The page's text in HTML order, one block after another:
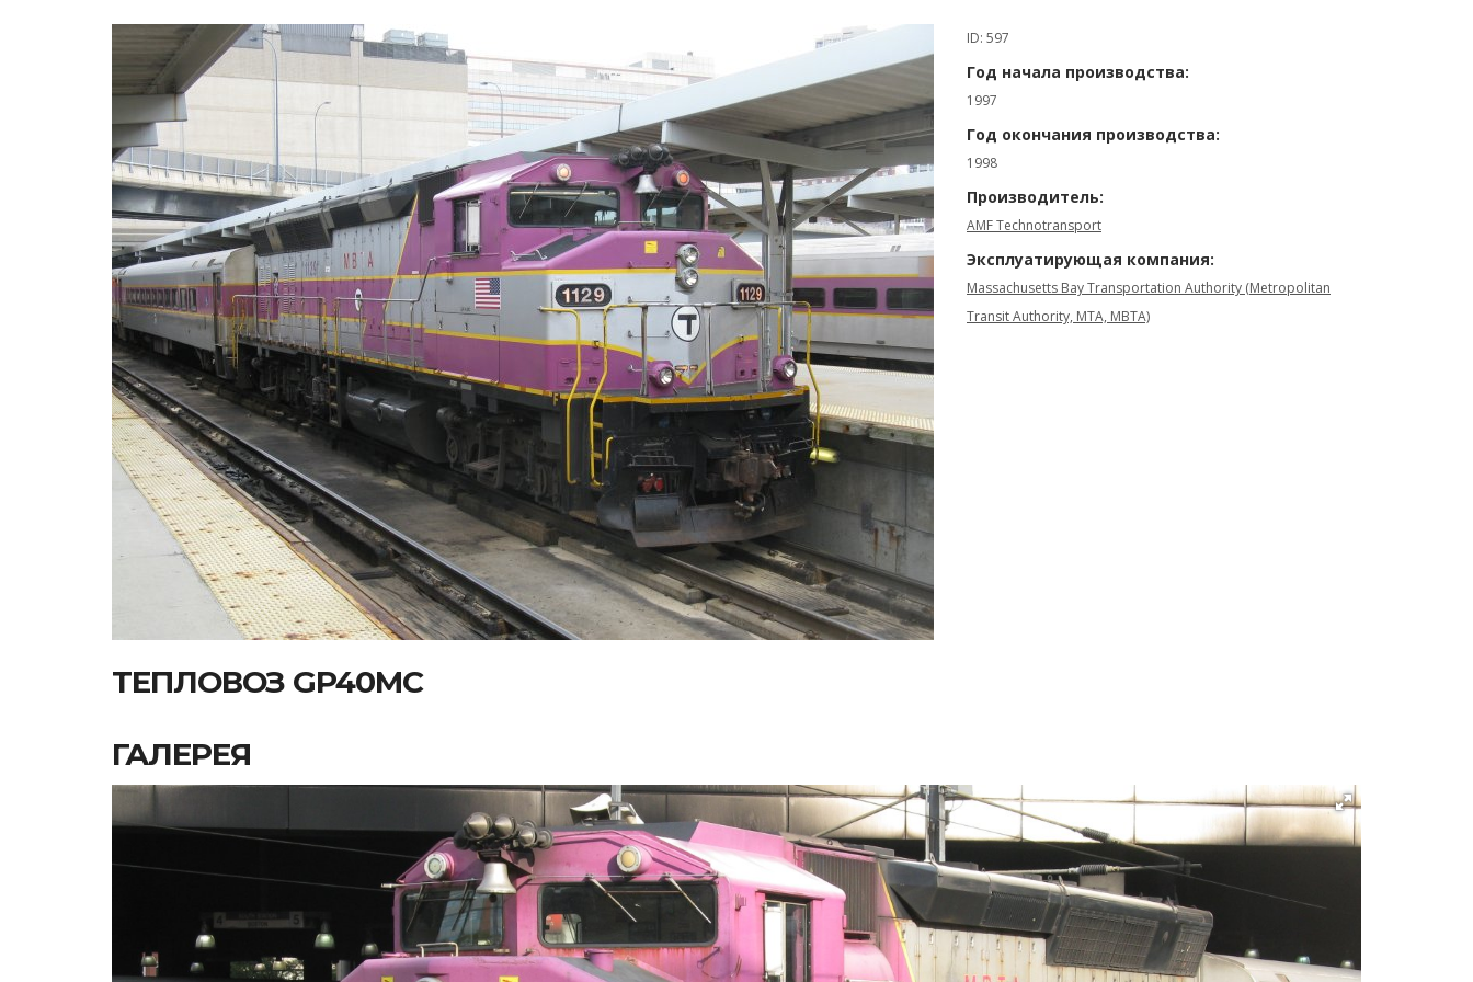
ID: 597
Год начала производства:
1997
Год окончания производства:
1998
Производитель:
AMF Technotransport
Эксплуатирующая компания:
Massachusetts Bay Transportation Authority (Metropolitan
Transit Authority, MTA, MBTA)
ТЕПЛОВОЗ GP40MC
ГАЛЕРЕЯ